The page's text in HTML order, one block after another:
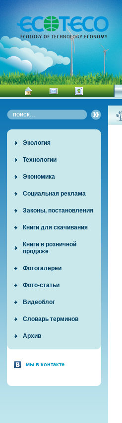
Экология
Технологии
Экономика
Социальная реклама
Законы, постановления
Книги для скачивания
Книги в розничной
продаже
Фотогалереи
Фото-статьи
Видеоблог
Словарь терминов
Архив
мы в контакте